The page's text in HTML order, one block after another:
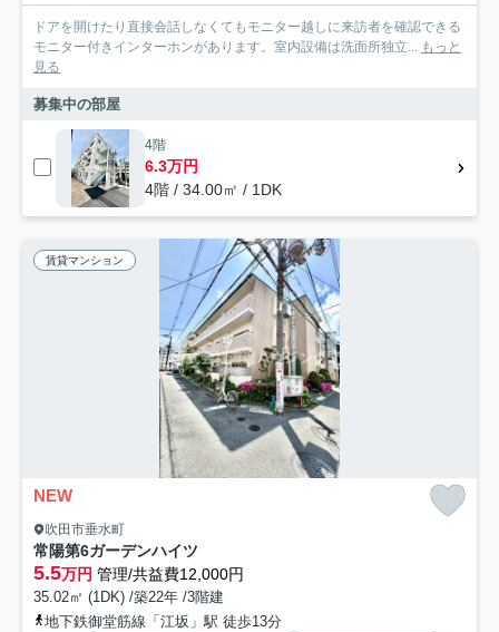
ドアを開けたり直接会話しなくてもモニター越しに来訪者を確認できる
モニター付きインターホンがあります。室内設備は洗面所独立...
もっと
見る
募集中の部屋
4階
6.3万円
4階 / 34.00㎡ / 1DK
賃貸マンション
NEW
吹田市垂水町
常陽第6ガーデンハイツ
5.5万円 管理/共益費12,000円
35.02㎡ (1DK) /築22年 /3階建
地下鉄御堂筋線「江坂」駅 徒歩13分